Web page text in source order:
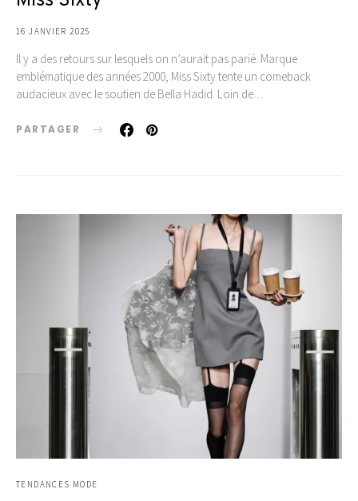
16 JANVIER 2025
Il y a des retours sur lesquels on n’aurait pas parié. Marque
emblématique des années 2000, Miss Sixty tente un comeback
audacieux avec le soutien de Bella Hadid. Loin de…
PARTAGER
TENDANCES MODE